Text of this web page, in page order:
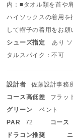
内：■タオル類を首や
ハイソックスの着用を
して帽子の着用をお願
シューズ指定
あり
タルスパイク：不可
設計者 佐藤設計事務
コース高低差
フラッ
グリーン
ベント
PAR
72 コース
ドラコン推奨